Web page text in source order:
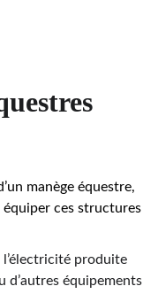
manège équestre,
ces structures
l’électricité produite
d’autres équipements